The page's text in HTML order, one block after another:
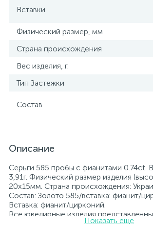
Вставки
Физический размер, мм.
Страна происхождения
Вес изделия, г.
Тип Застежки
Состав
Описание
Серьги 585 пробы с фианитами 0.74ct.
3,91г. Физический размер изделия
20x15мм. Страна происхождения:
Состав: Золото 585/вставка: фианит/
Вставка: фианит/цирконий.
Все ювелирные изделия
сайте прошли внутренний контроль
Показать еще